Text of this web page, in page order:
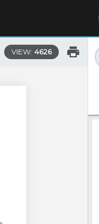
VIEW: 4626